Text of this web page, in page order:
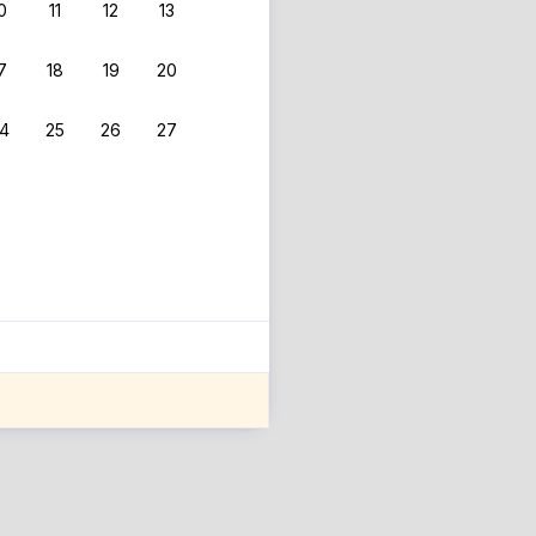
11 12 13
18 19 20
25 26 27